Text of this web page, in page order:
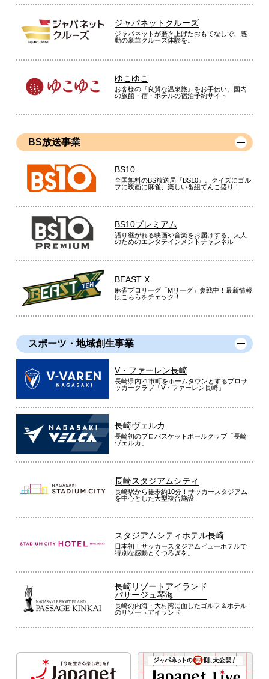
ジャパネットクルーズ
ジャパネットが磨き上げたおもてなしで、感
動の豪華クルーズ体験を。
ゆこゆこ
お客様の『良質な温泉旅』をお手伝い。国内
の旅館・宿・ホテルの宿泊予約サイト
BS放送事業
BS10
全国無料のBS放送局『BS10』。クイズにゴル
フに映画に麻雀、楽しい番組てんこ盛り！
BS10プレミアム
語り継がれる映画や音楽をお届けする、大人
のためのエンタテインメントチャンネル
BEAST X
麻雀プロリーグ「Mリーグ」参戦中！最新情報
はこちらをチェック！
スポーツ・地域創生事業
V・ファーレン長崎
長崎県内21市町をホームタウンとするプロサ
ッカークラブ「V・ファーレン長崎」
長崎ヴェルカ
長崎初のプロバスケットボールクラブ「長崎
ヴェルカ」
長崎スタジアムシティ
長崎駅から徒歩約10分！サッカースタジアム
を中心とした大型複合施設
スタジアムシティホテル長崎
日本初！サッカースタジアムビューホテルで
特別な感動とくつろぎを。
長崎リゾートアイランド
パサージュ琴海
長崎の内海・大村湾に面したゴルフ＆ホテル
のリゾートアイランド